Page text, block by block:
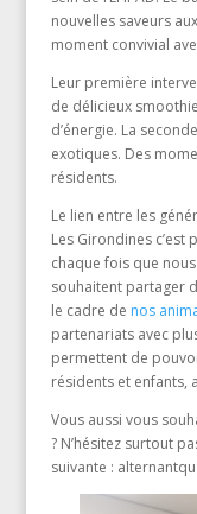
nouvelles saveurs
moment convivial
Leur première
de délicieux
d’énergie. La
exotiques. Des
résidents.
Le lien entre les
Les Girondines
chaque fois que
souhaitent partager
le cadre de nos
partenariats avec
permettent de
résidents et enfants,
Vous aussi vous
? N’hésitez surtout
suivante :